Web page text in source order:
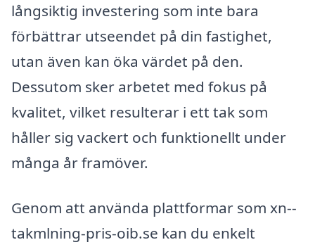
långsiktig investering som inte bara
förbättrar utseendet på din fastighet,
utan även kan öka värdet på den.
Dessutom sker arbetet med fokus på
kvalitet, vilket resulterar i ett tak som
håller sig vackert och funktionellt under
många år framöver.
Genom att använda plattformar som xn--
takmlning-pris-oib.se kan du enkelt